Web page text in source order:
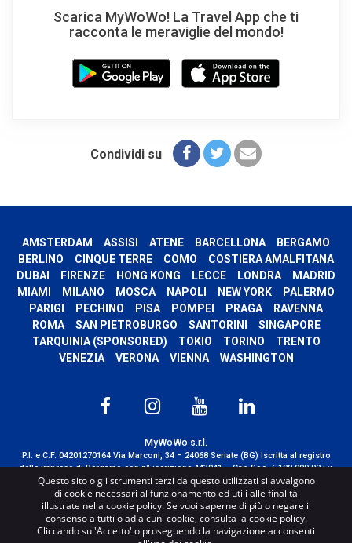
Scarica MyWoWo! La Travel App che ti
racconta le meraviglie del mondo!
Condividi su
AMSTERDAM ASSISI ATENE BARCELLONA
BERGAMO
BERLINO
CINQUE TERRE COMO
COSTIERA AMALFITANA
DUBAI
FIRENZE HONG KONG LECCE LONDRA
MADRID
MIAMI
MILANO MOSCA NAPOLI NEW YORK
PALERMO
PARIGI
PECHINO PISA POMPEI PRAGA
RAVENNA
ROMA
SAN PIETROBURGO SANTORINI
SINGAPORE
TARQUINIA (SPONSORED)
TOKIO TORINO
TRENTO
VENEZIA
VERONA VIENNA WASHINGTON
MyWoWo s.r.l.
P.I. e C.F. 04201270164 Via Marconi, 34 – 24068 Seriate (BG) Iscritta al registro
delle imprese di Bergamo con n° iscrizione 443941 – Cap.Soc. € 100.000,00 i.v.
TERMS AND CONDITIONS-CREDITS
Questo sito o gli strumenti terzi da questo utilizzati si avvalgono
di cookie necessari al funzionamento ed utili alle finalità
illustrate nella cookie policy. Se vuoi saperne di più o negare il
consenso a tutti o ad alcuni cookie, consulta la cookie policy.
Cliccando su 'Accetto' o proseguendo la navigazione acconsenti